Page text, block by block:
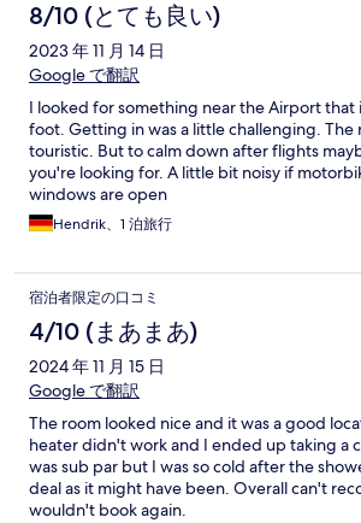
8/10 (とても良い)
2023 年 11 月 14 日
Google で翻訳
I looked for something near the Airport that
foot. Getting in was a little challenging.
touristic. But to calm down after flights
you're looking for. A little bit noisy if
windows are open
Hendrik、1 泊旅行
宿泊者限定の口コミ
4/10 (まあまあ)
2024 年 11 月 15 日
Google で翻訳
The room looked nice and it was a good
heater didn't work and I ended up taking a
was sub par but I was so cold after the
deal as it might have been. Overall can't
wouldn't book again.